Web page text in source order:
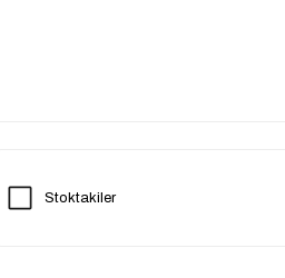
Stoktakiler